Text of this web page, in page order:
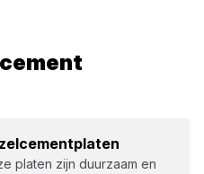
platen zijn duurzaam en